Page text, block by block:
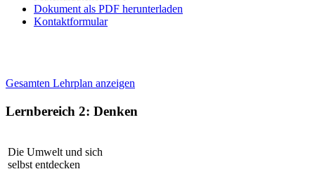
Dokument als PDF herunterladen
Kontaktformular
Gesamten Lehrplan anzeigen
Lernbereich 2: Denken
Die Umwelt und sich
selbst entdecken